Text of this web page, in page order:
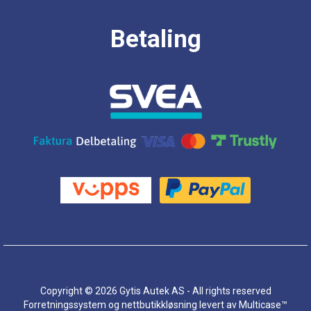
Betaling
Copyright © 2026 Gytis Autek AS - All rights reserved
Forretningssystem og nettbutikkløsning levert av Multicase™